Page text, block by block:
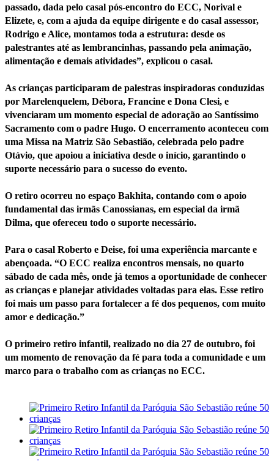
passado, dada pelo casal pós-encontro do ECC, Norival e
Elizete, e, com a ajuda da equipe dirigente e do casal assessor,
Rodrigo e Alice, montamos toda a estrutura: desde os
palestrantes até as lembrancinhas, passando pela animação,
alimentação e demais atividades”, explicou o casal.
As crianças participaram de palestras inspiradoras conduzidas
por Marelenquelem, Débora, Francine e Dona Clesi, e
vivenciaram um momento especial de adoração ao Santíssimo
Sacramento com o padre Hugo. O encerramento aconteceu com
uma Missa na Matriz São Sebastião, celebrada pelo padre
Otávio, que apoiou a iniciativa desde o início, garantindo o
suporte necessário para o sucesso do evento.
O retiro ocorreu no espaço Bakhita, contando com o apoio
fundamental das irmãs Canossianas, em especial da irmã
Dilma, que ofereceu todo o suporte necessário.
Para o casal Roberto e Deise, foi uma experiência marcante e
abençoada. “O ECC realiza encontros mensais, no quarto
sábado de cada mês, onde já temos a oportunidade de conhecer
as crianças e planejar atividades voltadas para elas. Esse retiro
foi mais um passo para fortalecer a fé dos pequenos, com muito
amor e dedicação.”
O primeiro retiro infantil, realizado no dia 27 de outubro, foi
um momento de renovação da fé para toda a comunidade e um
marco para o trabalho com as crianças no ECC.